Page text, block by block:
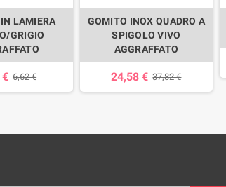
LAMIERA
GRIGIO
€ 6,62 €
GOMITO INOX QUADRO A
SPIGOLO VIVO
AGGRAFFATO
24,58 € 37,82 €